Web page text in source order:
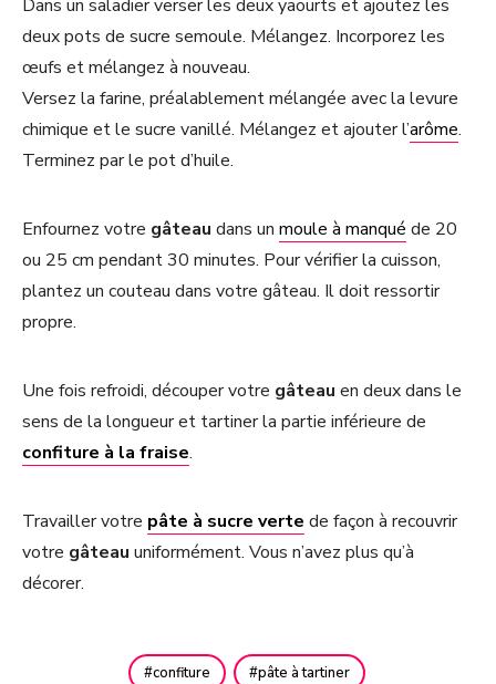
Dans un saladier verser les deux yaourts et ajoutez les
deux pots de sucre semoule. Mélangez. Incorporez les
œufs et mélangez à nouveau.
Versez la farine, préalablement mélangée avec la levure
chimique et le sucre vanillé. Mélangez et ajouter l’arôme.
Terminez par le pot d’huile.
Enfournez votre gâteau dans un moule à manqué de 20
ou 25 cm pendant 30 minutes. Pour vérifier la cuisson,
plantez un couteau dans votre gâteau. Il doit ressortir
propre.
Une fois refroidi, découper votre gâteau en deux dans le
sens de la longueur et tartiner la partie inférieure de
confiture à la fraise.
Travailler votre pâte à sucre verte de façon à recouvrir
votre gâteau uniformément. Vous n’avez plus qu’à
décorer.
confiture pâte à tartiner